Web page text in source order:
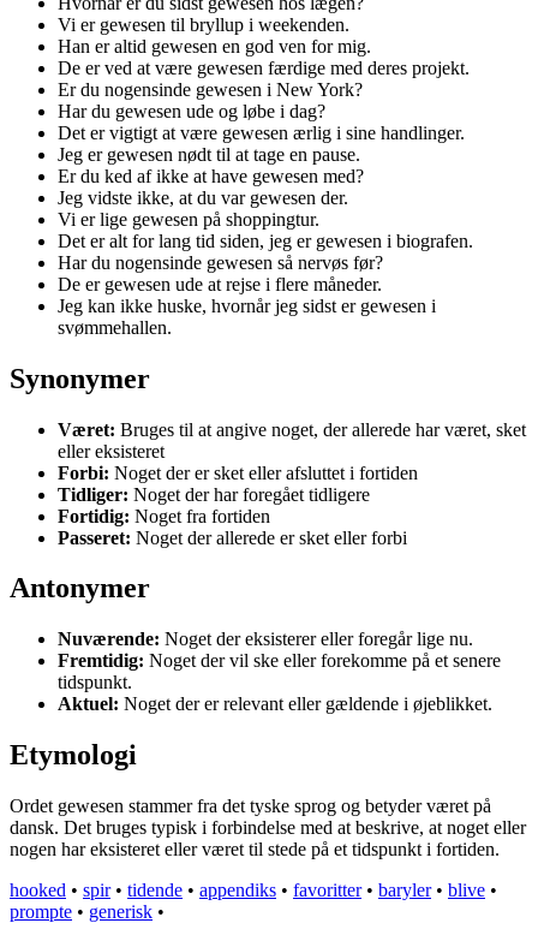
Vi er gewesen til bryllup i weekenden.
Han er altid gewesen en god ven for mig.
De er ved at være gewesen færdige med deres projekt.
Er du nogensinde gewesen i New York?
Har du gewesen ude og løbe i dag?
Det er vigtigt at være gewesen ærlig i sine handlinger.
Jeg er gewesen nødt til at tage en pause.
Er du ked af ikke at have gewesen med?
Jeg vidste ikke, at du var gewesen der.
Vi er lige gewesen på shoppingtur.
Det er alt for lang tid siden, jeg er gewesen i biografen.
Har du nogensinde gewesen så nervøs før?
De er gewesen ude at rejse i flere måneder.
Jeg kan ikke huske, hvornår jeg sidst er gewesen i
svømmehallen.
Synonymer
Været: Bruges til at angive noget, der allerede har været, sket
eller eksisteret
Forbi: Noget der er sket eller afsluttet i fortiden
Tidliger: Noget der har foregået tidligere
Fortidig: Noget fra fortiden
Passeret: Noget der allerede er sket eller forbi
Antonymer
Nuværende: Noget der eksisterer eller foregår lige nu.
Fremtidig: Noget der vil ske eller forekomme på et senere
tidspunkt.
Aktuel: Noget der er relevant eller gældende i øjeblikket.
Etymologi
Ordet gewesen stammer fra det tyske sprog og betyder været på
dansk. Det bruges typisk i forbindelse med at beskrive, at noget eller
nogen har eksisteret eller været til stede på et tidspunkt i fortiden.
hooked • spir• tidende • appendiks • favoritter• baryler• blive •
prompte • generisk •